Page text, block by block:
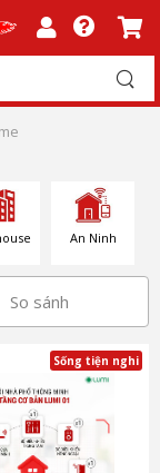
An Ninh
So sánh
Sống tiện nghi